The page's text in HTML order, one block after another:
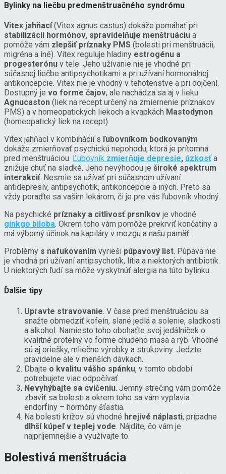
Bylinky na liečbu predmenštruačného syndrómu
Vitex jahňací(Vitex agnus castus) dokáže pomáhať pri
stabilizácii hormónov, spravidelňuje menštruáciu a
pomôže vám zlepšiť príznaky PMS (bolesti pri menštruácii,
migréna a iné). Vitex reguluje hladiny estrogénu a
progesterónu v tele. Jeho užívanie nie je vhodné pri
súčasnej liečbe antipsychotikami a pri užívaní hormonálnej
antikoncepcie. Vitex nie je vhodný v tehotenstve a pri dojčení.
Dostupný je vo forme čajov, ale nachádza sa aj v lieku
Agnucaston (liek na recept určený na zmiernenie príznakov
PMS) a v homeopatických liekoch a kvapkách Mastodynon
(homeopatický liek na recept).
Vitex jahňací v kombinácii s ľubovníkom bodkovaným
dokáže zmierňovať psychickú nepohodu, ktorá je prítomná
pred menštruáciou. Ľubovník zmierňuje depresie, úzkosťa
znižuje chuť na sladké. Jeho nevýhodou je široké spektrum
interakcií. Nesmie sa užívať pri súčasnom užívaní
antidepresív, antipsychotík, antikoncepcie a iných. Preto sa
vždy poraďte sa vašim lekárom, či je pre vás ľubovník vhodný.
Na psychické príznaky a citlivosť prsníkov je vhodné
ginkgo biloba. Okrem toho vám pomôže prekrviť končatiny a
má výborný účinok na kapiláry v mozgu a našu pamäť.
Problémy s nafukovaním vyrieši púpavový list. Púpava nie
je vhodná pri užívaní antipsychotík, lítia a niektorých antibiotík.
U niektorých ľudí sa môže vyskytnúť alergia na túto bylinku.
Ďalšie tipy
Upravte stravovanie . V čase pred menštruáciou sa
snažte obmedziť kofeín, slané jedlá a solenie, sladkosti
a alkohol. Namiesto toho obohaťte svoj jedálniček o
kvalitné proteíny vo forme chudého mäsa a rýb. Vhodné
sú aj oriešky, mliečne výrobky a strukoviny. Jedzte
pravidelne ale v menších dávkach.
Dbajte o kvalitu vášho spánku, v tomto období
potrebujete viac odpočívať.
Nevyhýbajte sa cvičeniu . Jemný strečing vám pomôže
zbaviť sa bolesti a okrem toho sa vám vyplavia
endorfíny – hormóny šťastia.
Na bolesti krížov sú vhodné hrejivé náplasti, prípadne
dlhší kúpeľ v teplej vode . Nájdite, čo vám je
najpríjemnejšie a využívajte to.
Bolestivá menštruácia